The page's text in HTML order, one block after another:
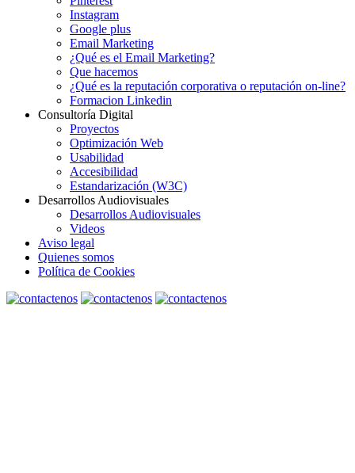
Instagram
Google plus
Email Marketing
¿Qué es el Email Marketing?
Que hacemos
¿Qué es la reputación corporativa o reputación on-line?
Formacion Linkedin
Consultoría Digital
Proyectos
Optimización Web
Usabilidad
Accesibilidad
Estandarización (W3C)
Desarrollos Audiovisuales
Desarrollos Audiovisuales
Videos
Aviso legal
Quienes somos
Política de Cookies